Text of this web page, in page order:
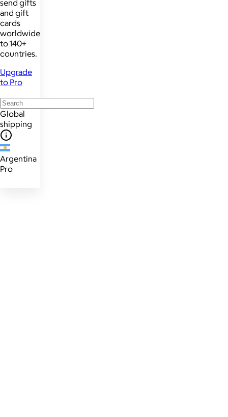
send gifts
and gift
cards
worldwide
to 140+
countries.
Upgrade
to Pro
Global
shipping
Argentina
Pro